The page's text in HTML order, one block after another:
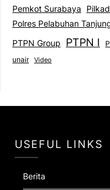
Pemkot Surabaya
Polres Pelabuhan
PTPN Group PTPN I
unair Video
USEFUL LINKS
Berita